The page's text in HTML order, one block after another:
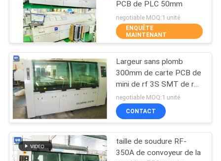
QUALITÉ
CONTACTEZ-
NOUS
NOUVELLES
DEMANDEZ
UNE
CITATION
machine de soudure
de vague
Four de ré-
écoulement de SMT
PCB de PLC 50mm
negotiable MOQ:1 unité
ENQUÊTE
MAINTENANT
Largeur sans plomb
300mm de carte PCB de
mini de rf 3S SMT de ré-
écoulement machine de
soudure
negotiable MOQ:1 unité
CONTACT
taille de soudure RF-
350A de convoyeur de la